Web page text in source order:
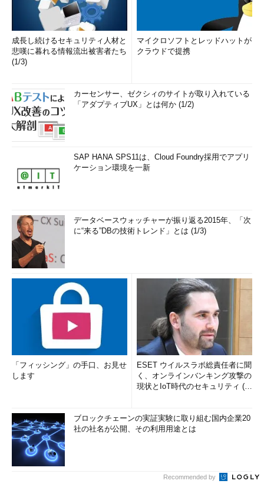
成長し続けるセキュリティ人材と
悲嘆に暮れる情報流出被害者たち
(1/3)
マイクロソフトとレッドハットが
クラウドで提携
カーセンサー、ゼクシィのサイトが取り入れている
「アダプティブUX」とは何か (1/2)
SAP HANA SPS11は、Cloud Foundry採用でアプリ
ケーション環境を一新
データベースウォッチャーが振り返る2015年、「次
に“来る”DBの技術トレンド」とは (1/3)
「フィッシング」の手口、お見せ
します
ESET ウイルスラボ総責任者に聞
く、オンラインバンキング攻撃の
現状とIoT時代のセキュリティ (1/
ブロックチェーンの実証実験に取り組む国内企業20
社の社名が公開、その利用用途とは
Recommended by